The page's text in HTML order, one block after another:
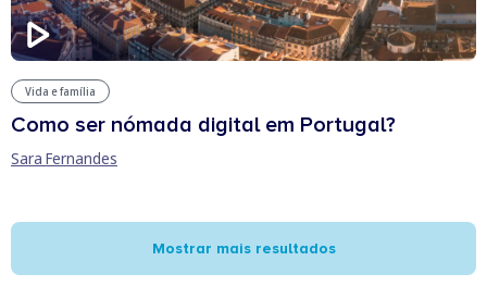
Vida e família
Como ser nómada digital em Portugal?
Sara Fernandes
Mostrar mais resultados